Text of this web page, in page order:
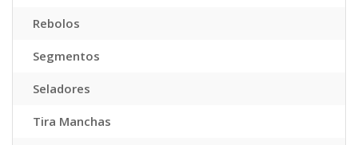
Rebolos
Segmentos
Seladores
Tira Manchas